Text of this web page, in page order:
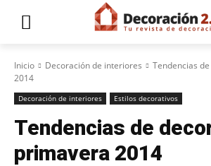
Inicio Decoración de interiores
Tendencias
2014
Decoración de interiores Estilos decorativos
Tendencias de
primavera 2014